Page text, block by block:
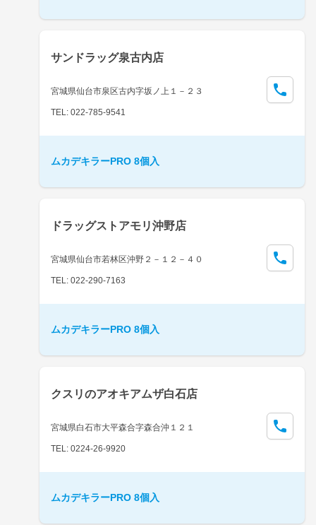
サンドラッグ泉古内店
宮城県仙台市泉区古内字坂ノ上１－２３
TEL: 022-785-9541
ムカデキラーPRO 8個入
ドラッグストアモリ沖野店
宮城県仙台市若林区沖野２－１２－４０
TEL: 022-290-7163
ムカデキラーPRO 8個入
クスリのアオキアムザ白石店
宮城県白石市大平森合字森合沖１２１
TEL: 0224-26-9920
ムカデキラーPRO 8個入